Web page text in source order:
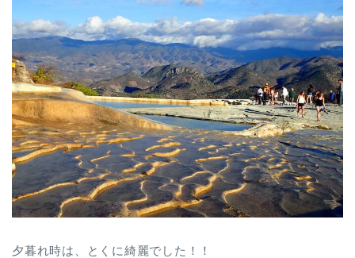
夕暮れ時は、とくに綺麗でした！！